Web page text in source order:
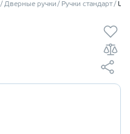
Дверные ручки Ручки стандарт